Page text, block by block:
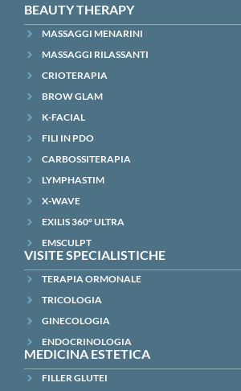
BEAUTY THERAPY
MASSAGGI MENARINI
MASSAGGI RILASSANTI
CRIOTERAPIA
BROW GLAM
K-FACIAL
FILI IN PDO
CARBOSSITERAPIA
LYMPHASTIM
X-WAVE
EXILIS 360° ULTRA
EMSCULPT
VISITE SPECIALISTICHE
TERAPIA ORMONALE
TRICOLOGIA
GINECOLOGIA
ENDOCRINOLOGIA
MEDICINA ESTETICA
FILLER GLUTEI